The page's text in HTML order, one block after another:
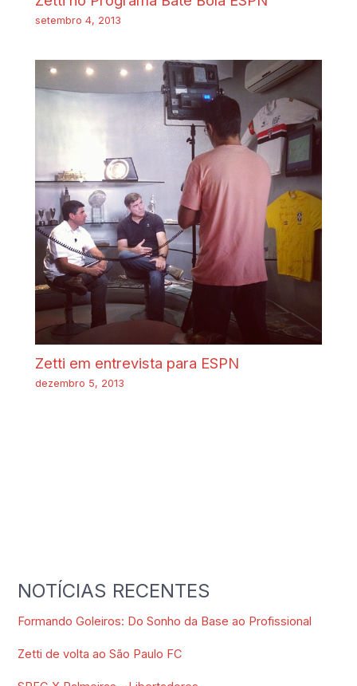
setembro 4, 2013
Zetti em entrevista para ESPN
dezembro 5, 2013
NOTÍCIAS RECENTES
Formando Goleiros: Do Sonho da Base ao Profissional
Zetti de volta ao São Paulo FC